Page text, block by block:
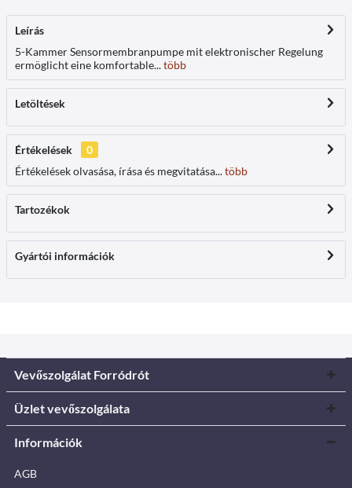
Leírás
5-Kammer Sensormembranpumpe mit elektronischer Regelung
ermöglicht eine komfortable...több
Letöltések
Értékelések
0
Értékelések olvasása, írása és megvitatása...több
Tartozékok
Gyártói információk
Vevőszolgálat Forródrót
Üzlet vevőszolgálata
Információk
AGB